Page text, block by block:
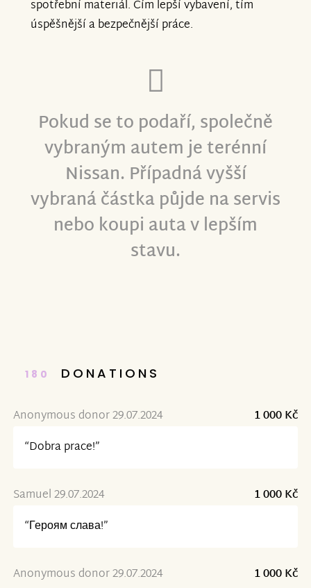
spotřební materiál. Čím lepší vybavení, tím
úspěšnější a bezpečnější práce.
Pokud se to podaří, společně
vybraným autem je terénní
Nissan. Případná vyšší
vybraná částka půjde na servis
nebo koupi auta v lepším
stavu.
180 DONATIONS
Anonymous donor 29.07.2024
1 000 Kč
“Dobra prace!”
Samuel 29.07.2024
1 000 Kč
“Героям слава!”
Anonymous donor 29.07.2024 1 000 Kč